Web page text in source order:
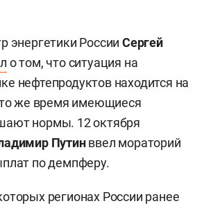
энергетики России Сергей
о том, что ситуация на
нефтепродуктов находится на
то же время имеющиеся
нормы. 12 октября
Путинввел мораторий
по демпферу.
регионах России ранее